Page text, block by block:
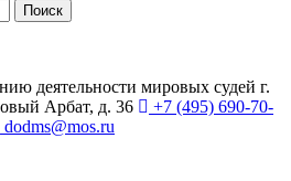
Поиск
деятельности мировых судей г.
Арбат, д. 36
+7 (495) 690-70-
dodms@mos.ru